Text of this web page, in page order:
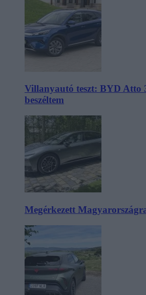
Villanyautó teszt: BYD Atto
beszéltem
Megérkezett